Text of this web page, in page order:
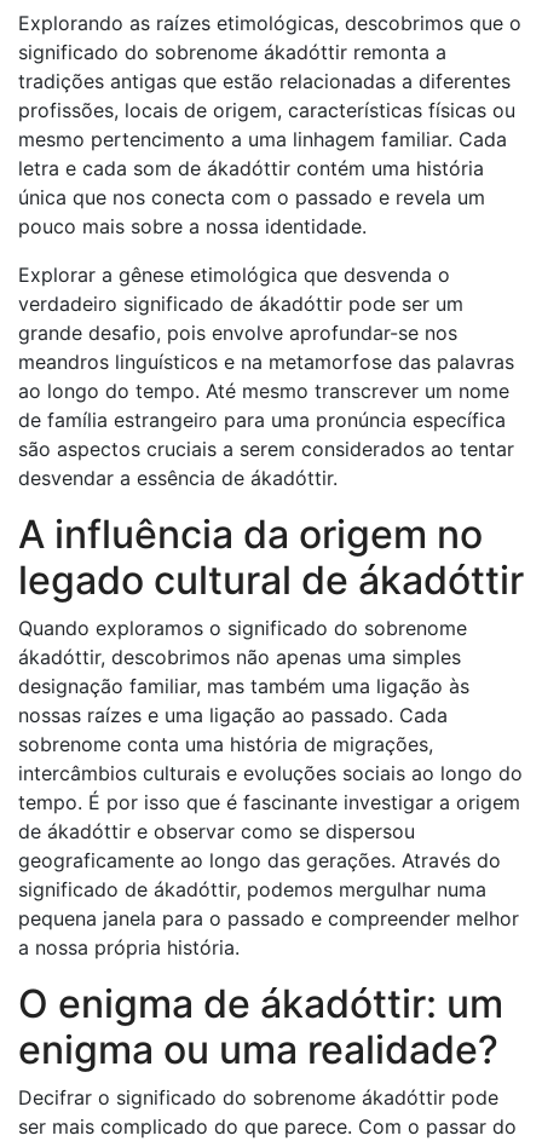
Explorando as raízes etimológicas, descobrimos que o
significado do sobrenome ákadóttir remonta a
tradições antigas que estão relacionadas a diferentes
profissões, locais de origem, características físicas ou
mesmo pertencimento a uma linhagem familiar. Cada
letra e cada som de ákadóttir contém uma história
única que nos conecta com o passado e revela um
pouco mais sobre a nossa identidade.
Explorar a gênese etimológica que desvenda o
verdadeiro significado de ákadóttir pode ser um
grande desafio, pois envolve aprofundar-se nos
meandros linguísticos e na metamorfose das palavras
ao longo do tempo. Até mesmo transcrever um nome
de família estrangeiro para uma pronúncia específica
são aspectos cruciais a serem considerados ao tentar
desvendar a essência de ákadóttir.
A influência da origem no
legado cultural de ákadóttir
Quando exploramos o significado do sobrenome
ákadóttir, descobrimos não apenas uma simples
designação familiar, mas também uma ligação às
nossas raízes e uma ligação ao passado. Cada
sobrenome conta uma história de migrações,
intercâmbios culturais e evoluções sociais ao longo do
tempo. É por isso que é fascinante investigar a origem
de ákadóttir e observar como se dispersou
geograficamente ao longo das gerações. Através do
significado de ákadóttir, podemos mergulhar numa
pequena janela para o passado e compreender melhor
a nossa própria história.
O enigma de ákadóttir: um
enigma ou uma realidade?
Decifrar o significado do sobrenome ákadóttir pode
ser mais complicado do que parece. Com o passar do